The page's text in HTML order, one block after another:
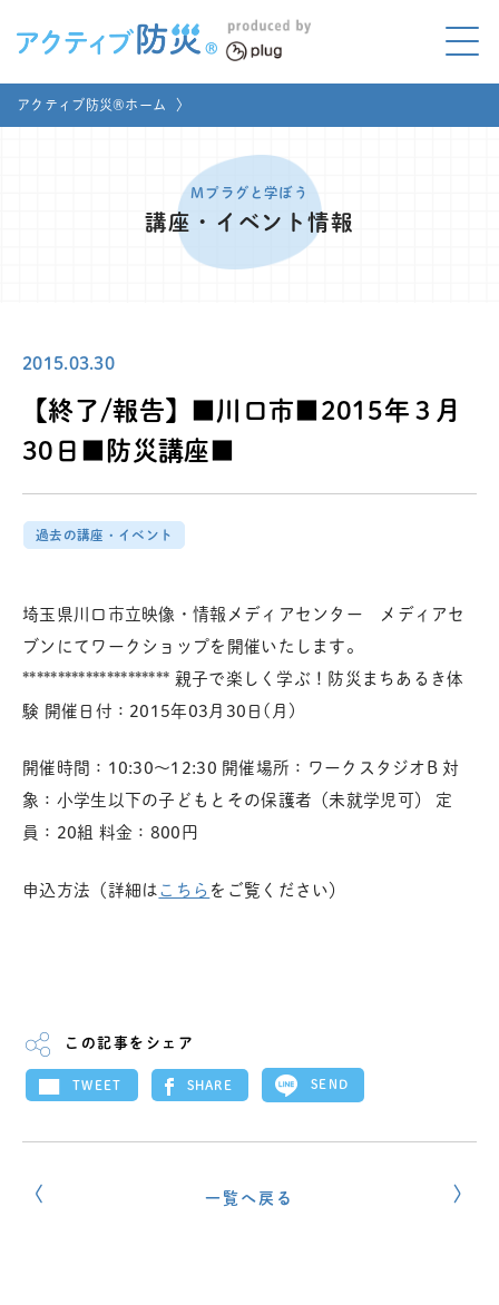
アクティブ防災とは?
家庭でやってみよう
メディア掲載
お問い合わせ 運営団体
アクティブ防災®ホーム 〉
Mプラグと学ぼう
講座・イベント情報
2015.03.30
【終了/報告】■川口市■2015年３月
30日■防災講座■
過去の講座・イベント
埼玉県川口市立映像・情報メディアセンター メディアセ
ブンにてワークショップを開催いたします。
********************* 親子で楽しく学ぶ！防災まちあるき体
験 開催日付：2015年03月30日(月)
開催時間：10:30～12:30 開催場所：ワークスタジオB 対
象：小学生以下の子どもとその保護者（未就学児可） 定
員：20組 料金：800円
申込方法（詳細は こちら をご覧ください）
この記事をシェア
TWEET SHARE SEND
一覧へ戻る